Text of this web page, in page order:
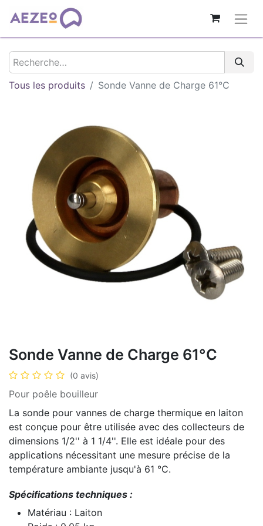
Tous les produits Sonde Vanne de Charge 61°C
Sonde Vanne de Charge 61°C
(0 avis)
Pour poêle bouilleur
La sonde pour vannes de charge thermique en laiton
est conçue pour être utilisée avec des collecteurs de
dimensions 1/2'' à 1 1/4''. Elle est idéale pour des
applications nécessitant une mesure précise de la
température ambiante jusqu'à 61 °C.
Spécifications techniques :
Matériau : Laiton